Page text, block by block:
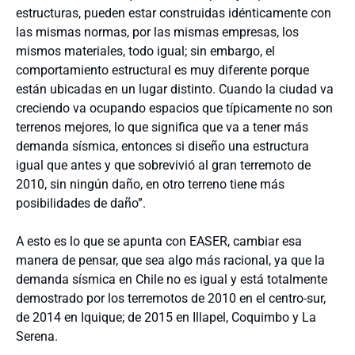
estructuras, pueden estar construidas idénticamente con
las mismas normas, por las mismas empresas, los
mismos materiales, todo igual; sin embargo, el
comportamiento estructural es muy diferente porque
están ubicadas en un lugar distinto. Cuando la ciudad va
creciendo va ocupando espacios que típicamente no son
terrenos mejores, lo que significa que va a tener más
demanda sísmica, entonces si diseño una estructura
igual que antes y que sobrevivió al gran terremoto de
2010, sin ningún daño, en otro terreno tiene más
posibilidades de daño”.
A esto es lo que se apunta con EASER, cambiar esa
manera de pensar, que sea algo más racional, ya que la
demanda sísmica en Chile no es igual y está totalmente
demostrado por los terremotos de 2010 en el centro-sur,
de 2014 en Iquique; de 2015 en Illapel, Coquimbo y La
Serena.